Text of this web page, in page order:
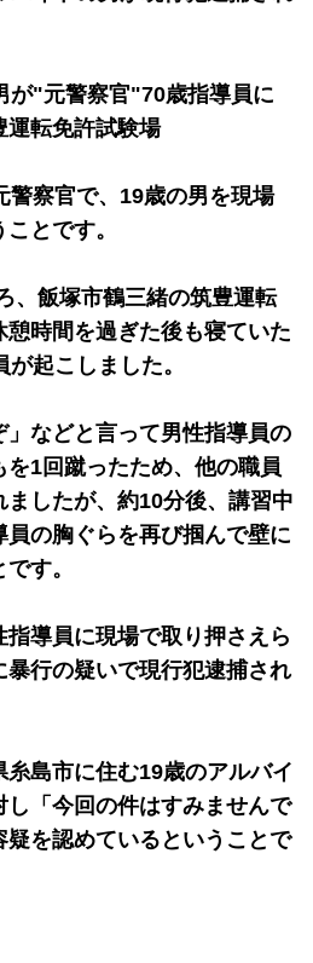
が"元警察官"70歳指導員に
運転免許試験場
警察官で、19歳の男を現場
とです。
、飯塚市鶴三緒の筑豊運転
時間を過ぎた後も寝ていた
起こしました。
」などと言って男性指導員の
1回蹴ったため、他の職員
したが、約10分後、講習中
の胸ぐらを再び掴んで壁に
す。
導員に現場で取り押さえら
行の疑いで現行犯逮捕され
島市に住む19歳のアルバイ
し「今回の件はすみませんで
疑を認めているということで